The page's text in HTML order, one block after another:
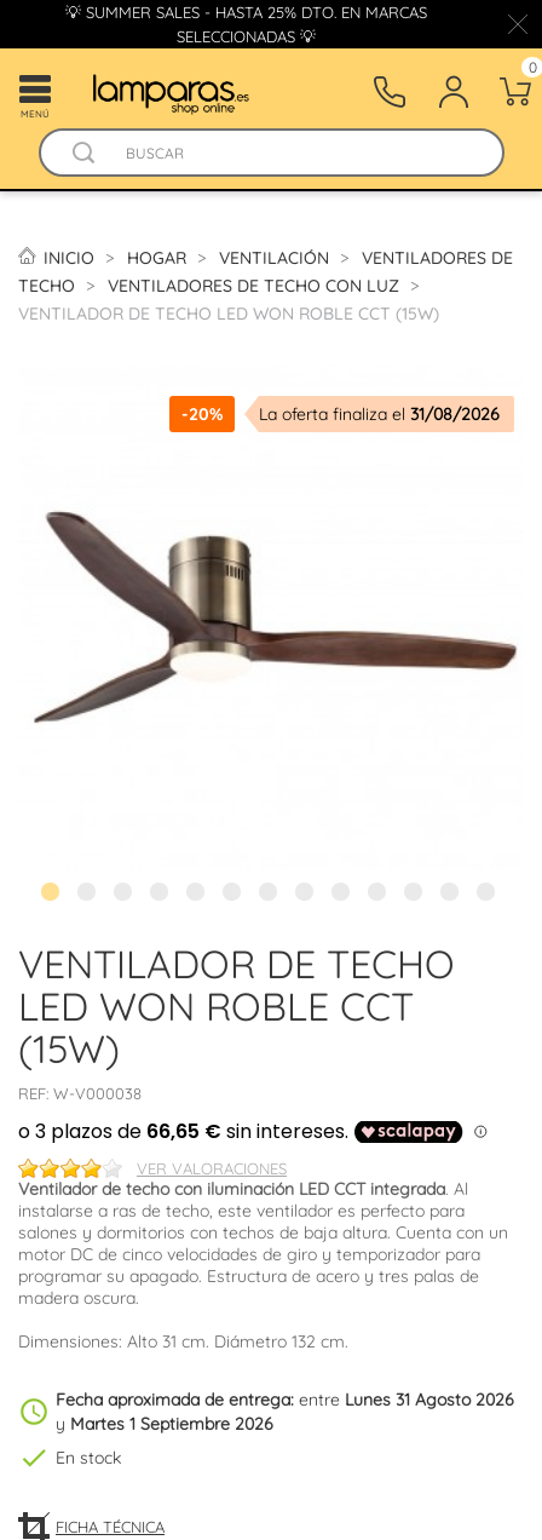
💡 SUMMER SALES - HASTA 25% DTO. EN MARCAS
SELECCIONADAS 💡
MENÚ
0
INICIO HOGAR VENTILACIÓN
VENTILADORES DE
TECHO
VENTILADORES DE TECHO CON LUZ
VENTILADOR DE TECHO LED WON ROBLE CCT (15W)
-20% La oferta finaliza el 31/08/2026
VENTILADOR DE TECHO
LED WON ROBLE CCT
(15W)
REF: W-V000038
VER VALORACIONES
Ventilador de techo con iluminación LED CCT integrada. Al
instalarse a ras de techo, este ventilador es perfecto para
salones y dormitorios con techos de baja altura. Cuenta con un
motor DC de cinco velocidades de giro y temporizador para
programar su apagado. Estructura de acero y tres palas de
madera oscura.
Dimensiones: Alto 31 cm. Diámetro 132 cm.
schedule Fecha aproximada de entrega: entre Lunes 31 Agosto 2026
y Martes 1 Septiembre 2026
check En stock
FICHA TÉCNICA